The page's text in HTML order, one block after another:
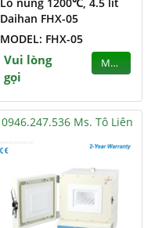
Daihan FHX-05
MODEL: FHX-05
Vui lòng
gọi
MUA
0946.247.536 Ms. Tô Liên